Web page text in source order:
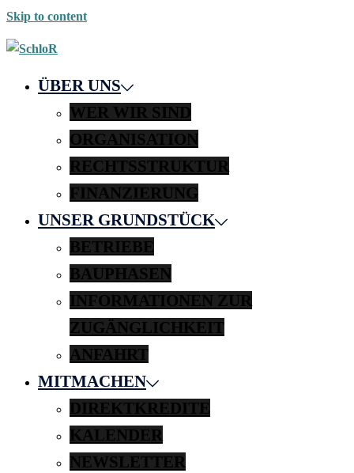
Skip to content
ÜBER UNS
WER WIR SIND
ORGANISATION
RECHTSSTRUKTUR
FINANZIERUNG
UNSER GRUNDSTÜCK
BETRIEBE
BAUPHASEN
INFORMATIONEN ZUR
ZUGÄNGLICHKEIT
ANFAHRT
MITMACHEN
DIREKTKREDITE
KALENDER
NEWSLETTER